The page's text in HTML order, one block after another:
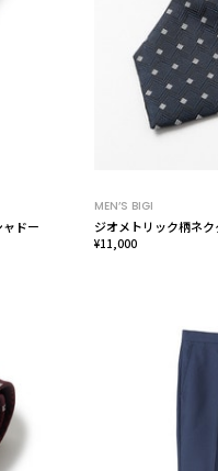
ドー
MEN’S BIGI
ジオメトリック柄ネク
¥11,000